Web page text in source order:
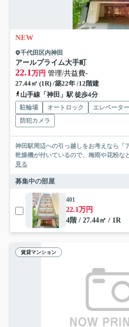
NEW
千代田区内神田
アールプライム大手町
22.1万円 管理/共益費-
27.44㎡ (1R) /築22年 /12階建
山手線「神田」駅 徒歩4分
駐輪場 オートロック エレベーター
防犯カメラ
神田駅周辺への引っ越しをお考えなら「
乾燥機が付いているので、梅雨や花粉な
見る
募集中の部屋
401
22.1万円
4階 / 27.44㎡ / 1R
賃貸マンション